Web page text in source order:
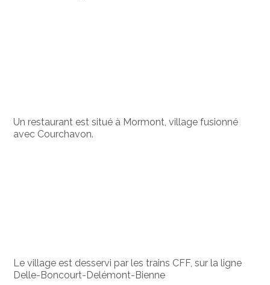
Un restaurant est situé à Mormont, village fusionné
avec Courchavon.
Le village est desservi par les trains CFF, sur la ligne
Delle-Boncourt-Delémont-Bienne